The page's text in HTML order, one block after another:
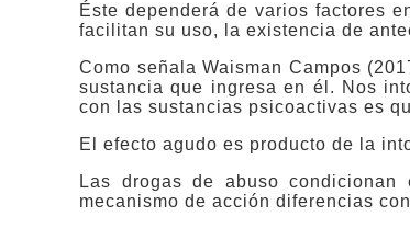
Éste dependerá de varios factores
facilitan su uso, la existencia de
Como señala Waisman Campos
sustancia que ingresa en él. Nos
con las sustancias psicoactivas es
El efecto agudo es producto de la
Las drogas de abuso
mecanismo de acción diferencias